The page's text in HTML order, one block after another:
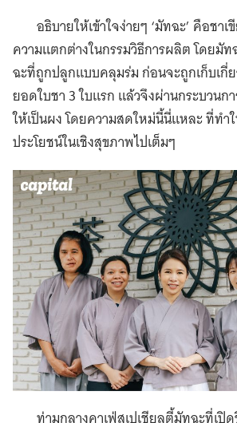
อธิบายให้เข้าใจง่ายๆ ‘มัทฉะ’ คือชาเ
ความแตกต่างในกรรมวิธีการผลิต โดยมัท
ฉะที่ถูกปลูกแบบคลุมร่ม ก่อนจะถูกเก็บเกี่
ยอดใบชา 3 ใบแรก แล้วจึงผ่านกระบวนก
ให้เป็นผง โดยความสดใหม่นี้นี่แหละ ที่ทำ
ประโยชน์ในเชิงสุขภาพไปเต็มๆ